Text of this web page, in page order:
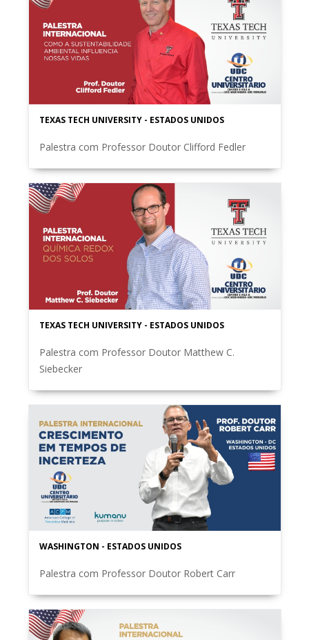
TEXAS TECH UNIVERSITY - ESTADOS UNIDOS
Palestra com Professor Doutor Clifford Fedler
TEXAS TECH UNIVERSITY - ESTADOS UNIDOS
Palestra com Professor Doutor Matthew C.
Siebecker
WASHINGTON - ESTADOS UNIDOS
Palestra com Professor Doutor Robert Carr